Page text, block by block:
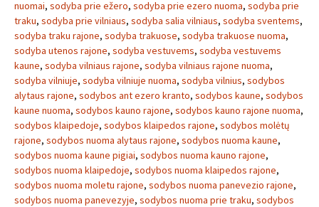
nuomai, sodyba prie ežero, sodyba prie ezero nuoma, sodyba prie
traku, sodyba prie vilniaus, sodyba salia vilniaus, sodyba sventems,
sodyba traku rajone, sodyba trakuose, sodyba trakuose nuoma,
sodyba utenos rajone, sodyba vestuvems, sodyba vestuvems
kaune, sodyba vilniaus rajone, sodyba vilniaus rajone nuoma,
sodyba vilniuje, sodyba vilniuje nuoma, sodyba vilnius, sodybos
alytaus rajone, sodybos ant ezero kranto, sodybos kaune, sodybos
kaune nuoma, sodybos kauno rajone, sodybos kauno rajone nuoma,
sodybos klaipedoje, sodybos klaipedos rajone, sodybos molėtų
rajone, sodybos nuoma alytaus rajone, sodybos nuoma kaune,
sodybos nuoma kaune pigiai, sodybos nuoma kauno rajone,
sodybos nuoma klaipedoje, sodybos nuoma klaipedos rajone,
sodybos nuoma moletu rajone, sodybos nuoma panevezio rajone,
sodybos nuoma panevezyje, sodybos nuoma prie traku, sodybos